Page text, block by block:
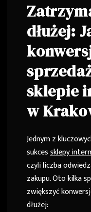
dłużej:
sklepie
w
Jednym z
sukcessklepy
czyli liczba
zakupu. Oto kilka
zwiększyć
dłużej: